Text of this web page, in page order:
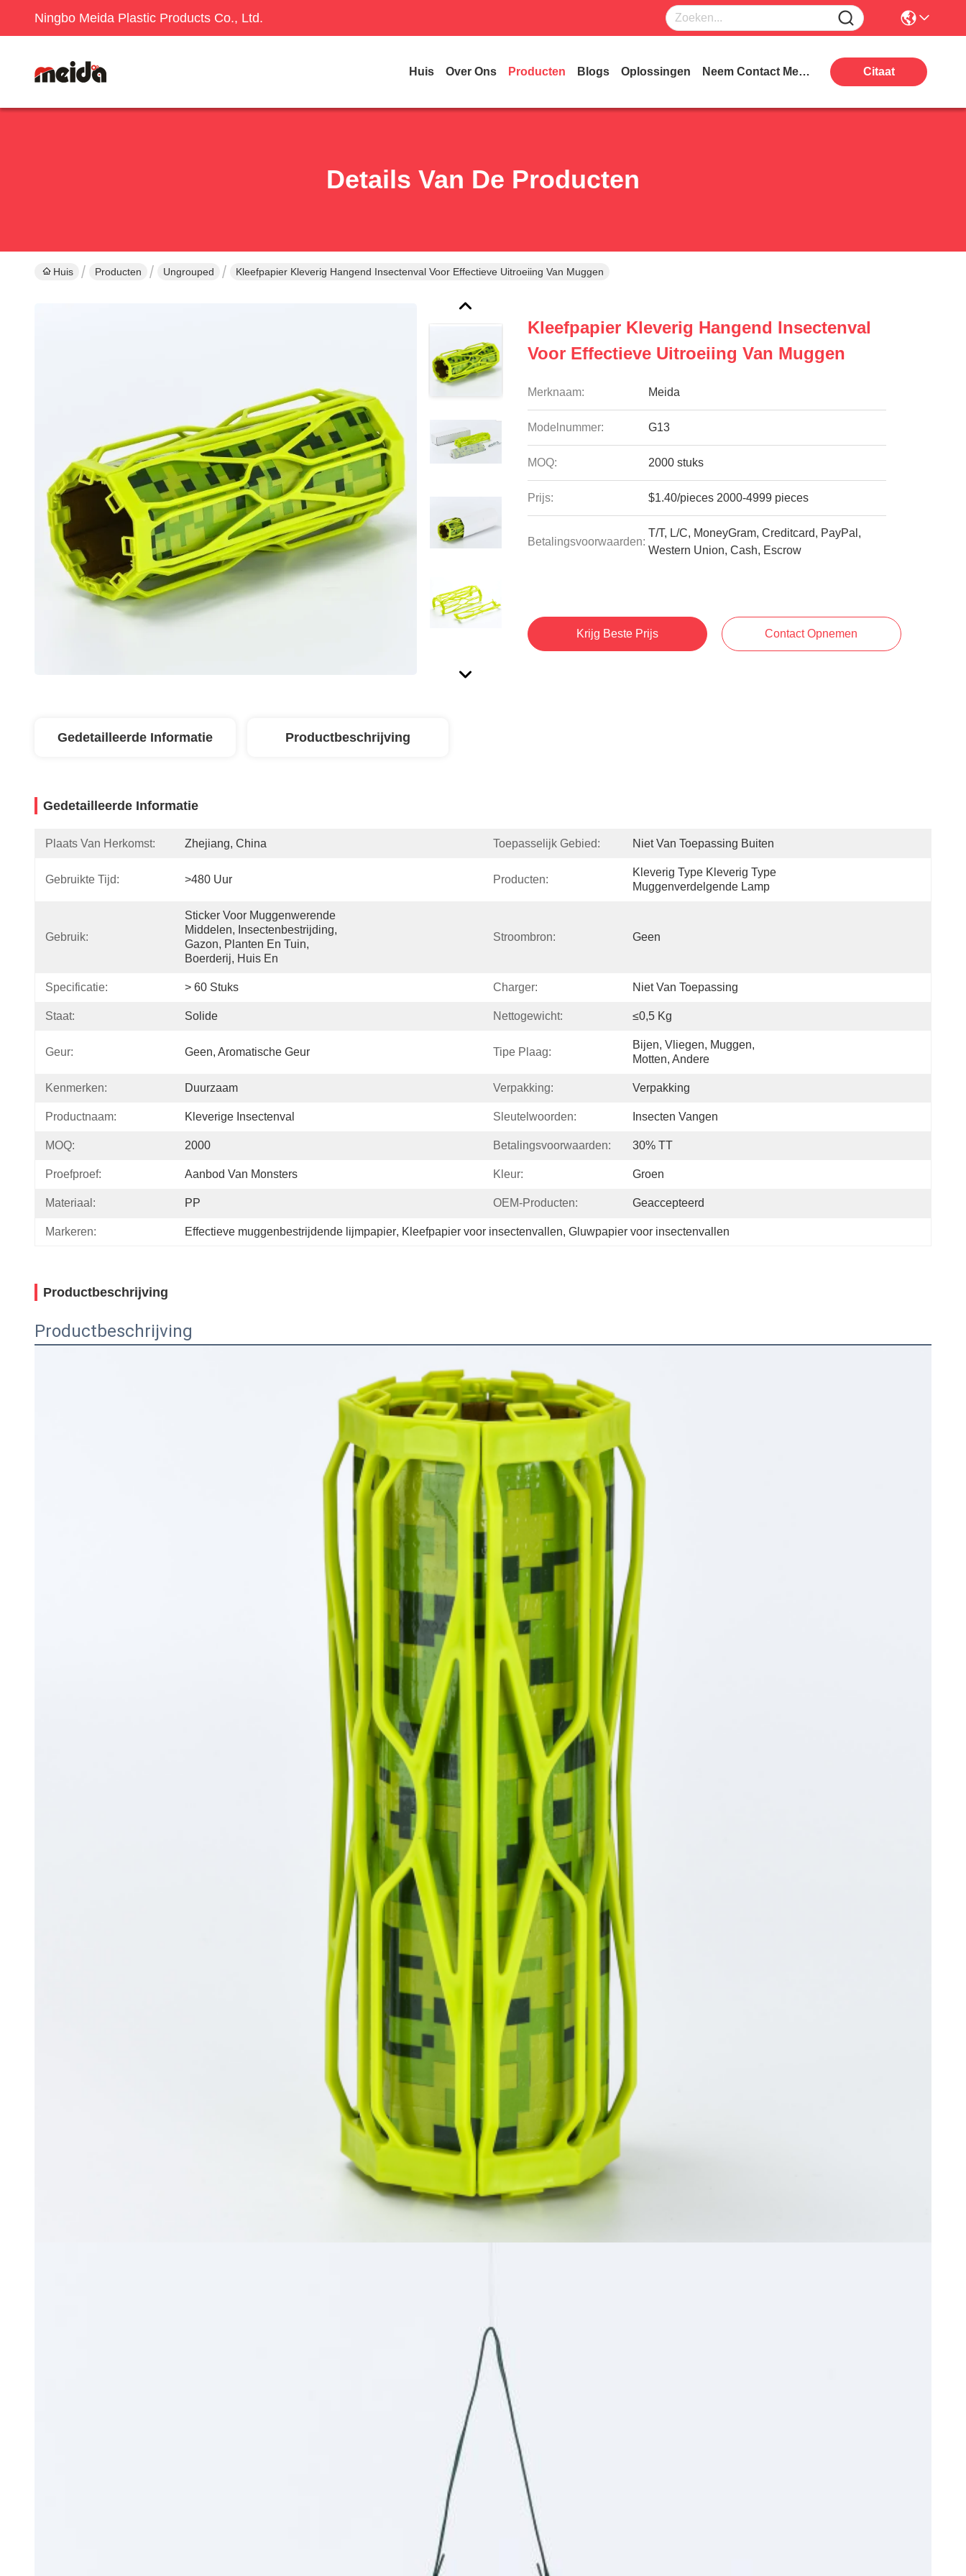
Ningbo Meida Plastic Products Co., Ltd.
Huis Over Ons Producten Blogs Oplossingen Neem Contact Met Ons Op Citaat
Details Van De Producten
Huis Producten Ungrouped Kleefpapier Kleverig Hangend Insectenval Voor Effectieve Uitroeiing Van Muggen
Kleefpapier Kleverig Hangend Insectenval
Voor Effectieve Uitroeiing Van Muggen
Merknaam: Meida
Modelnummer: G13
MOQ: 2000 stuks
Prijs: $1.40/pieces 2000-4999 pieces
Betalingsvoorwaarden:
T/T, L/C, MoneyGram, Creditcard, PayPal,
Western Union, Cash, Escrow
Krijg Beste Prijs Contact Opnemen
Gedetailleerde Informatie Productbeschrijving
Gedetailleerde Informatie
Plaats Van Herkomst: Zhejiang, China Toepasselijk Gebied: Niet Van Toepassing Buiten
Gebruikte Tijd: >480 Uur Producten:
Kleverig Type Kleverig Type
Muggenverdelgende Lamp
Gebruik:
Sticker Voor Muggenwerende
Middelen, Insectenbestrijding,
Gazon, Planten En Tuin,
Boerderij, Huis En
Stroombron: Geen
Specificatie: > 60 Stuks Charger: Niet Van Toepassing
Staat: Solide Nettogewicht: ≤0,5 Kg
Geur: Geen, Aromatische Geur Tipe Plaag:
Bijen, Vliegen, Muggen,
Motten, Andere
Kenmerken: Duurzaam Verpakking: Verpakking
Productnaam: Kleverige Insectenval Sleutelwoorden: Insecten Vangen
MOQ: 2000 Betalingsvoorwaarden: 30% TT
Proefproef: Aanbod Van Monsters Kleur: Groen
Materiaal: PP OEM-Producten: Geaccepteerd
Markeren: Effectieve muggenbestrijdende lijmpapier, Kleefpapier voor insectenvallen, Gluwpapier voor insectenvallen
Productbeschrijving
Productbeschrijving